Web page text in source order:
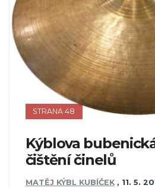
STRANA 48
Kýblova
čištění činelů
MATĚJ KÝBL KUBÍČEK , 11. 5.